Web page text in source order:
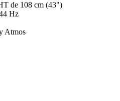
de 108 cm (43")
Hz
Atmos